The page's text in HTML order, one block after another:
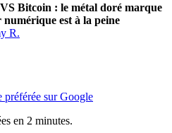
Bitcoin : le métal doré marque
est à la peine
R.
préférée sur Google
en 2 minutes.